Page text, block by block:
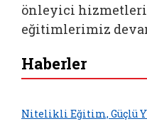
önleyici
eğitimlerimiz
Haberler
Nitelikli Eğitim, Güçlü